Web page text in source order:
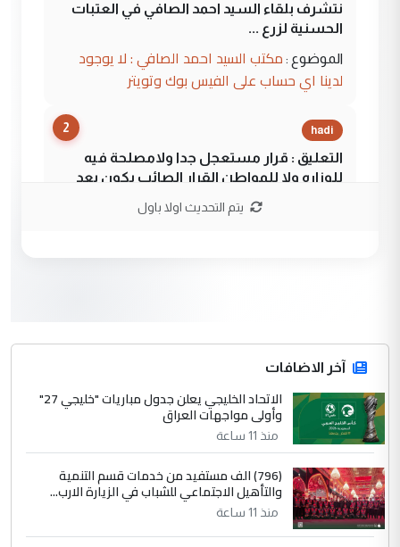
نتشرف بلقاء السيد احمد الصافي في العتبات
الحسنية لزرع ...
الموضوع : مكتب السيد احمد الصافي : لا يوجود
لدينا اي حساب على الفيس بوك وتويتر
2 hadi
التعليق : قرار مستعجل جدا ولامصلحة فيه
للوزاره ولا للمواطن القرار الصائب يكون بعد
جنسية الرافد الثالث للعراق ومن اصول عريقة
ابا فرات ...
الموضوع :
الجواهري يرد على صدام حسين سل
مضجعيك يابن الزنا (نص كامل)
سردار
التعليق : واحد من عصابة علي ماما يسقط
جنسية الرافد الثالث للعراق ومن اصول عريقة
ابا فرات ...
يتم التحديث اولا باول
آخر الاضافات
الاتحاد الخليجي يعلن جدول مباريات "خليجي 27"
وأولى مواجهات العراق
منذ 11 ساعة
(796) الف مستفيد من خدمات قسم التنمية
والتأهيل الاجتماعي للشباب في الزيارة الارب...
منذ 11 ساعة